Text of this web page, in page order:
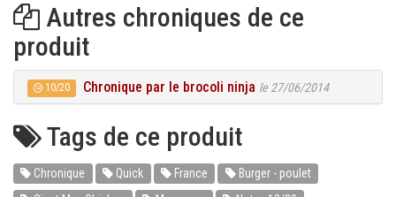
Autres chroniques de ce
produit
10/20 Chronique par le brocoli ninja le 27/06/2014
Tags de ce produit
Chronique Quick France
Burger - poulet